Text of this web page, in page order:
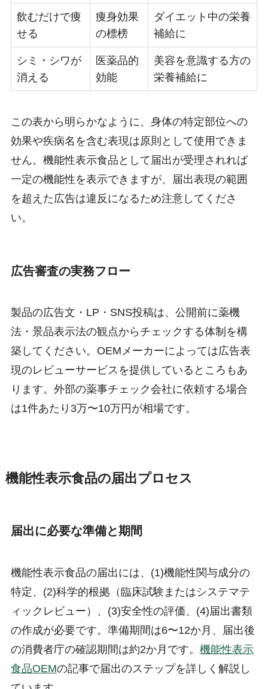
飲むだけで痩
せる
痩身効果
の標榜
ダイエット中の栄養
補給に
シミ・シワが
消える
医薬品的
効能
美容を意識する方の
栄養補給に
この表から明らかなように、身体の特定部位への
効果や疾病名を含む表現は原則として使用できま
せん。機能性表示食品として届出が受理されれば
一定の機能性を表示できますが、届出表現の範囲
を超えた広告は違反になるため注意してくださ
い。
広告審査の実務フロー
製品の広告文・LP・SNS投稿は、公開前に薬機
法・景品表示法の観点からチェックする体制を構
築してください。OEMメーカーによっては広告表
現のレビューサービスを提供しているところもあ
ります。外部の薬事チェック会社に依頼する場合
は1件あたり3万〜10万円が相場です。
機能性表示食品の届出プロセス
届出に必要な準備と期間
機能性表示食品の届出には、(1)機能性関与成分の
特定、(2)科学的根拠（臨床試験またはシステマテ
ィックレビュー）、(3)安全性の評価、(4)届出書類
の作成が必要です。準備期間は6〜12か月、届出後
の消費者庁の確認期間は約2か月です。 機能性表示
食品OEMの記事で届出のステップを詳しく解説し